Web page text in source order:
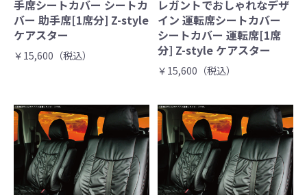
手席シートカバー シートカ
バー 助手席[1席分] Z-style
ケアスター
￥15,600（税込）
レガントでおしゃれなデザ
イン 運転席シートカバー
シートカバー 運転席[1席
分] Z-style ケアスター
￥15,600（税込）